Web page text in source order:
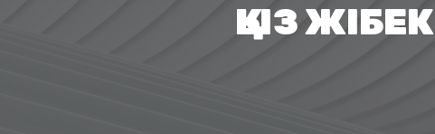
ҚЫЗ ЖІБЕК